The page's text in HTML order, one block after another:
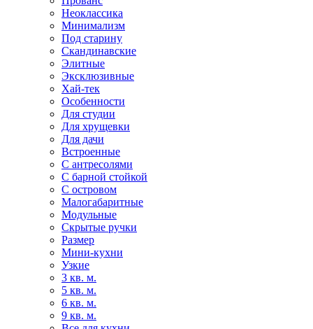
Неоклассика
Минимализм
Под старину
Скандинавские
Элитные
Эксклюзивные
Хай-тек
Особенности
Для студии
Для хрущевки
Для дачи
Встроенные
С антресолями
С барной стойкой
С островом
Малогабаритные
Модульные
Скрытые ручки
Размер
Мини-кухни
Узкие
3 кв. м.
5 кв. м.
6 кв. м.
9 кв. м.